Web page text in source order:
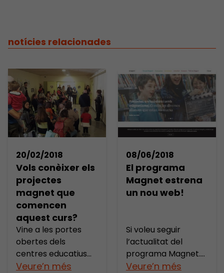
notícies relacionades
20/02/2018
Vols conèixer els
projectes
magnet que
comencen
aquest curs?
Vine a les portes
obertes dels
centres educatius
que han entrat
Veure’n més
08/06/2018
El programa
Magnet estrena
un nou web!
Si voleu seguir
l’actualitat del
programa Magnet.
Aliances per a l’èxit
Veure’n més